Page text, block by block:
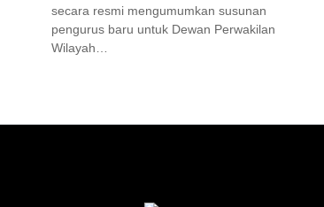
secara resmi mengumumkan susunan
pengurus baru untuk Dewan Perwakilan
Wilayah…